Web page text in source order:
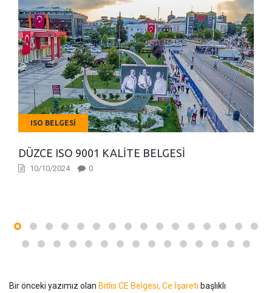
ISO BELGESI
DÜZCE ISO 9001 KALITE BELGESI
10/10/2024 0
Bir önceki yazımız olan Bitlis CE Belgesi, Ce İşareti başlıklı